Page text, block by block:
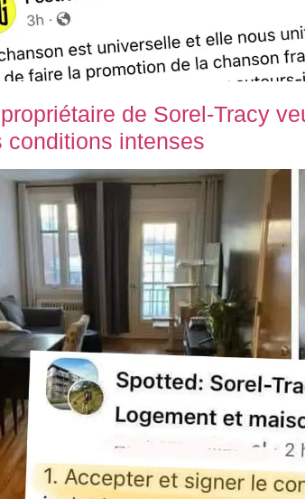
de Sorel-Tracy
conditions intenses